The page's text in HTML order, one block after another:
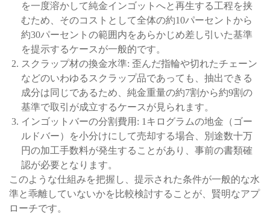
を一度溶かして純金インゴットへと再生する工程を挟
むため、そのコストとして全体の約10パーセントから
約30パーセントの範囲内をあらかじめ差し引いた基準
を提示するケースが一般的です。
スクラップ材の換金水準: 歪んだ指輪や切れたチェーン
などのいわゆるスクラップ品であっても、抽出できる
成分は同じであるため、純金重量の約7割から約9割の
基準で取引が成立するケースが見られます。
インゴットバーの分割費用: 1キログラムの地金（ゴー
ルドバー）を小分けにして売却する場合、別途数十万
円の加工手数料が発生することがあり、事前の書類確
認が必要となります。
このような仕組みを把握し、提示された条件が一般的な水
準と乖離していないかを比較検討することが、賢明なアプ
ローチです。